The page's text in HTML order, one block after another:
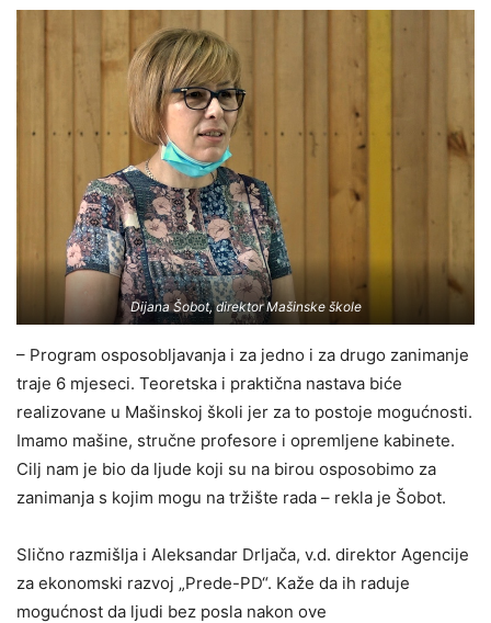
Dijana Šobot, direktor Mašinske škole
– Program osposobljavanja i za jedno i za drugo zanimanje
traje 6 mjeseci. Teoretska i praktična nastava biće
realizovane u Mašinskoj školi jer za to postoje mogućnosti.
Imamo mašine, stručne profesore i opremljene kabinete.
Cilj nam je bio da ljude koji su na birou osposobimo za
zanimanja s kojim mogu na tržište rada – rekla je Šobot.
Slično razmišlja i Aleksandar Drljača, v.d. direktor Agencije
za ekonomski razvoj „Prede-PD“. Kaže da ih raduje
mogućnost da ljudi bez posla nakon ove